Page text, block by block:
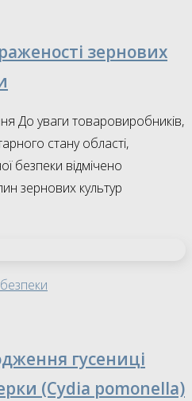
зернових
До уваги товаровиробників,
стану області,
безпеки відмічено
зернових культур
гусениці
(Cydia pomonella)